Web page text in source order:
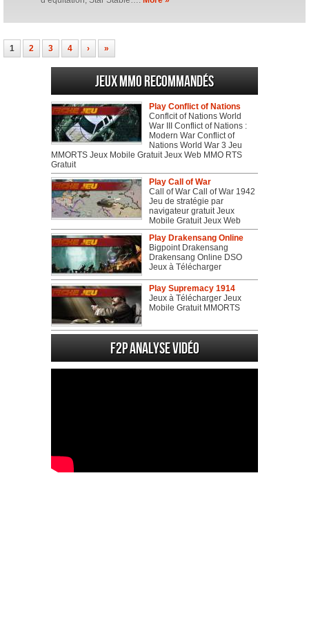
1 2 3 4 › »
Jeux MMO recommandés
Play Conflict of Nations
Conflcit of Nations World
War III Conflict of Nations :
Modern War Conflict of
Nations World War 3 Jeu
MMORTS Jeux Mobile Gratuit Jeux Web MMO RTS
Gratuit
Play Call of War
Call of War Call of War 1942
Jeu de stratégie par
navigateur gratuit Jeux
Mobile Gratuit Jeux Web
Play Drakensang Online
Bigpoint Drakensang
Drakensang Online DSO
Jeux à Télécharger
Play Supremacy 1914
Jeux à Télécharger Jeux
Mobile Gratuit MMORTS
F2P Analyse vidéo